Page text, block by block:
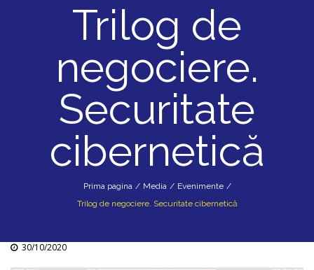
Trilog de
negociere.
Securitate
cibernetică
Prima pagina / Media / Evenimente /
Trilog de negociere. Securitate cibernetică
30/10/2020